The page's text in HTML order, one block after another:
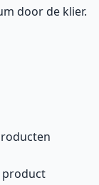
door de klier.
product